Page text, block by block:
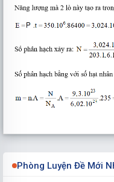
Phòng Luyện Đề Mới